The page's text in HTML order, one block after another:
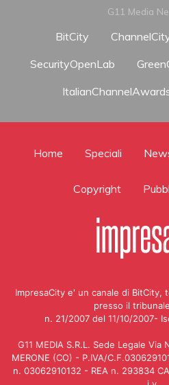
G11 Media
BitCity
SecurityOpenLab
Home Speciali
Copyright
ImpresaCity e' un canale di BitCity,
presso il
n. 21/2007 del 11/10/2007-
G11 MEDIA S.R.L. Sede Legale Via
MERONE (CO) - P.IVA/
n. 03062910132 - REA n. 293834